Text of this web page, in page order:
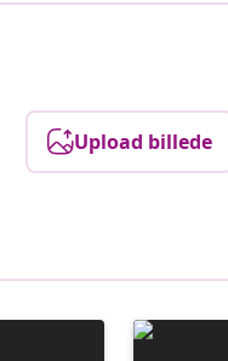
Upload billede